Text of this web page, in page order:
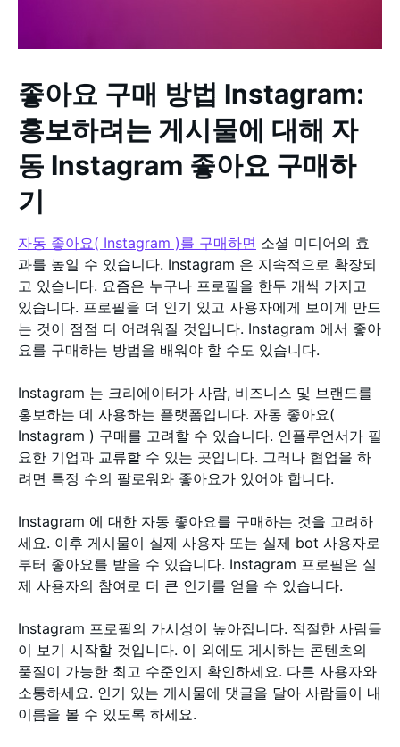
좋아요 구매 방법 Instagram:
홍보하려는 게시물에 대해 자
동 Instagram 좋아요 구매하
기
자동 좋아요( Instagram )를 구매하면 소셜 미디어의 효
과를 높일 수 있습니다. Instagram 은 지속적으로 확장되
고 있습니다. 요즘은 누구나 프로필을 한두 개씩 가지고
있습니다. 프로필을 더 인기 있고 사용자에게 보이게 만드
는 것이 점점 더 어려워질 것입니다. Instagram 에서 좋아
요를 구매하는 방법을 배워야 할 수도 있습니다.
Instagram 는 크리에이터가 사람, 비즈니스 및 브랜드를
홍보하는 데 사용하는 플랫폼입니다. 자동 좋아요(
Instagram ) 구매를 고려할 수 있습니다. 인플루언서가 필
요한 기업과 교류할 수 있는 곳입니다. 그러나 협업을 하
려면 특정 수의 팔로워와 좋아요가 있어야 합니다.
Instagram 에 대한 자동 좋아요를 구매하는 것을 고려하
세요. 이후 게시물이 실제 사용자 또는 실제 bot 사용자로
부터 좋아요를 받을 수 있습니다. Instagram 프로필은 실
제 사용자의 참여로 더 큰 인기를 얻을 수 있습니다.
Instagram 프로필의 가시성이 높아집니다. 적절한 사람들
이 보기 시작할 것입니다. 이 외에도 게시하는 콘텐츠의
품질이 가능한 최고 수준인지 확인하세요. 다른 사용자와
소통하세요. 인기 있는 게시물에 댓글을 달아 사람들이 내
이름을 볼 수 있도록 하세요.